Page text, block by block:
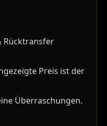
Rücktransfer
Preis ist der
Überraschungen.